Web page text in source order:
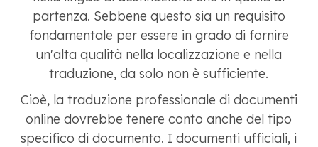
partenza. Sebbene questo sia un requisito
fondamentale per essere in grado di fornire
un'alta qualità nella localizzazione e nella
traduzione, da solo non è sufficiente.
Cioè, la traduzione professionale di documenti
online dovrebbe tenere conto anche del tipo
specifico di documento. I documenti ufficiali, i